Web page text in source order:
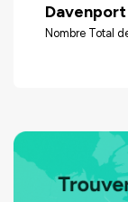
Davenport
Nombre Total